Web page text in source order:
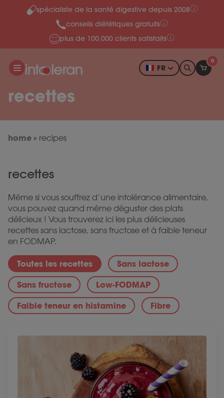
Skip to content
spécialiste de la santé digestive depuis 2008
conseils diététiques gratuits
plus de 100.000 clients satisfaits
FR
0
recettes
home » recipes
recettes
Même si vous souffrez d’une intolérance alimentaire,
vous pouvez quand même déguster des plats
délicieux ! Vous trouverez ici les plus délicieuses
recettes sans lactose, sans fructose et à faible teneur
en FODMAP.
Toutes les recettes Sans lactose
Sans fructose Low-FODMAP
Faible teneur en histamine Fibre